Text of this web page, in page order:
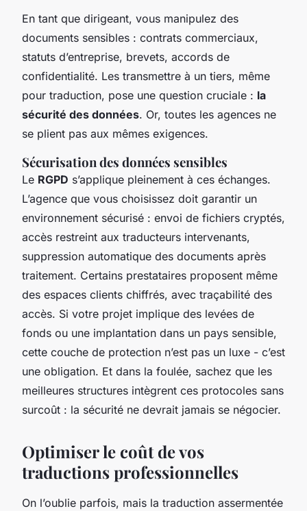
En tant que dirigeant, vous manipulez des
documents sensibles : contrats commerciaux,
statuts d’entreprise, brevets, accords de
confidentialité. Les transmettre à un tiers, même
pour traduction, pose une question cruciale : la
sécurité des données. Or, toutes les agences ne
se plient pas aux mêmes exigences.
Sécurisation des données sensibles
Le RGPD s’applique pleinement à ces échanges.
L’agence que vous choisissez doit garantir un
environnement sécurisé : envoi de fichiers cryptés,
accès restreint aux traducteurs intervenants,
suppression automatique des documents après
traitement. Certains prestataires proposent même
des espaces clients chiffrés, avec traçabilité des
accès. Si votre projet implique des levées de
fonds ou une implantation dans un pays sensible,
cette couche de protection n’est pas un luxe - c’est
une obligation. Et dans la foulée, sachez que les
meilleures structures intègrent ces protocoles sans
surcoût : la sécurité ne devrait jamais se négocier.
Optimiser le coût de vos
traductions professionnelles
On l’oublie parfois, mais la traduction assermentée